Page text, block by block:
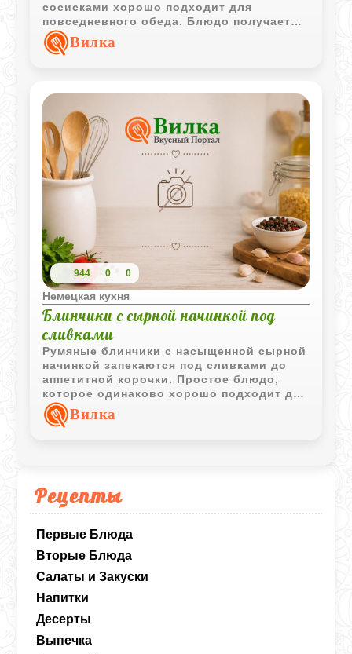
Рецепты
Первые Блюда
Вторые Блюда
Салаты и Закуски
Напитки
Десерты
Выпечка
сосисками хорошо подходит для
повседневного обеда. Блюдо получается
сытным, насыщенным и готовится из
доступных продуктов.
Вилка
944 0 0
Немецкая кухня
Блинчики с сырной начинкой под
сливками
Румяные блинчики с насыщенной сырной
начинкой запекаются под сливками до
аппетитной корочки. Простое блюдо,
которое одинаково хорошо подходит для
семейного завтрака или лёгкого ужина.
Вилка